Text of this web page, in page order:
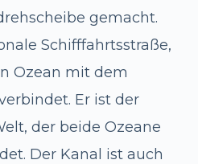
gemacht.
Schifffahrtsstraße,
Ozean mit dem
Er ist der
der beide Ozeane
Der Kanal ist auch